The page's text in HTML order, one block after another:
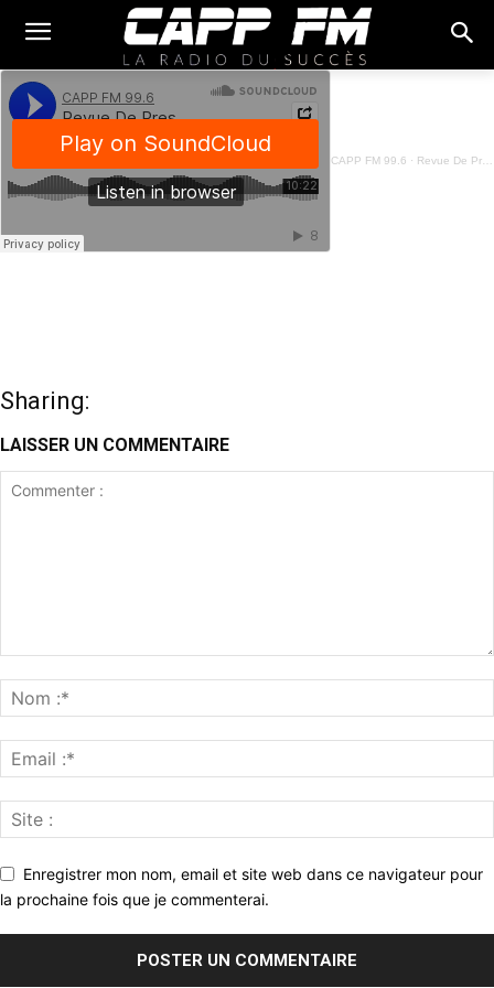
CAPP FM 99.6 · Revue De Presse Français - 17 Juin 2025
Sharing:
LAISSER UN COMMENTAIRE
Enregistrer mon nom, email et site web dans ce navigateur pour
la prochaine fois que je commenterai.